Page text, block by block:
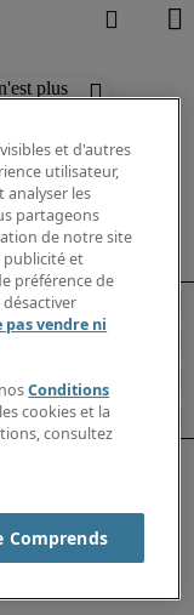
plus
et d'autres
utilisateur,
analyser les
partageons
de notre site
publicité et
préférence de
pas vendre ni
Conditions
cookies et la
consultez
Comprends